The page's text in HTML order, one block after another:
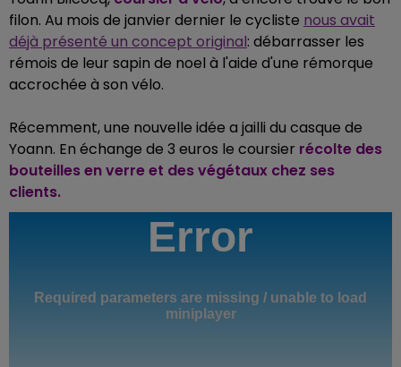
filon. Au mois de janvier dernier le cycliste nous avait
déjà présenté un concept original: débarrasser les
rémois de leur sapin de noel à l'aide d'une rémorque
accrochée à son vélo.
Récemment, une nouvelle idée a jailli du casque de
Yoann. En échange de 3 euros le coursier récolte des
bouteilles en verreet des végétaux chez ses
clients.